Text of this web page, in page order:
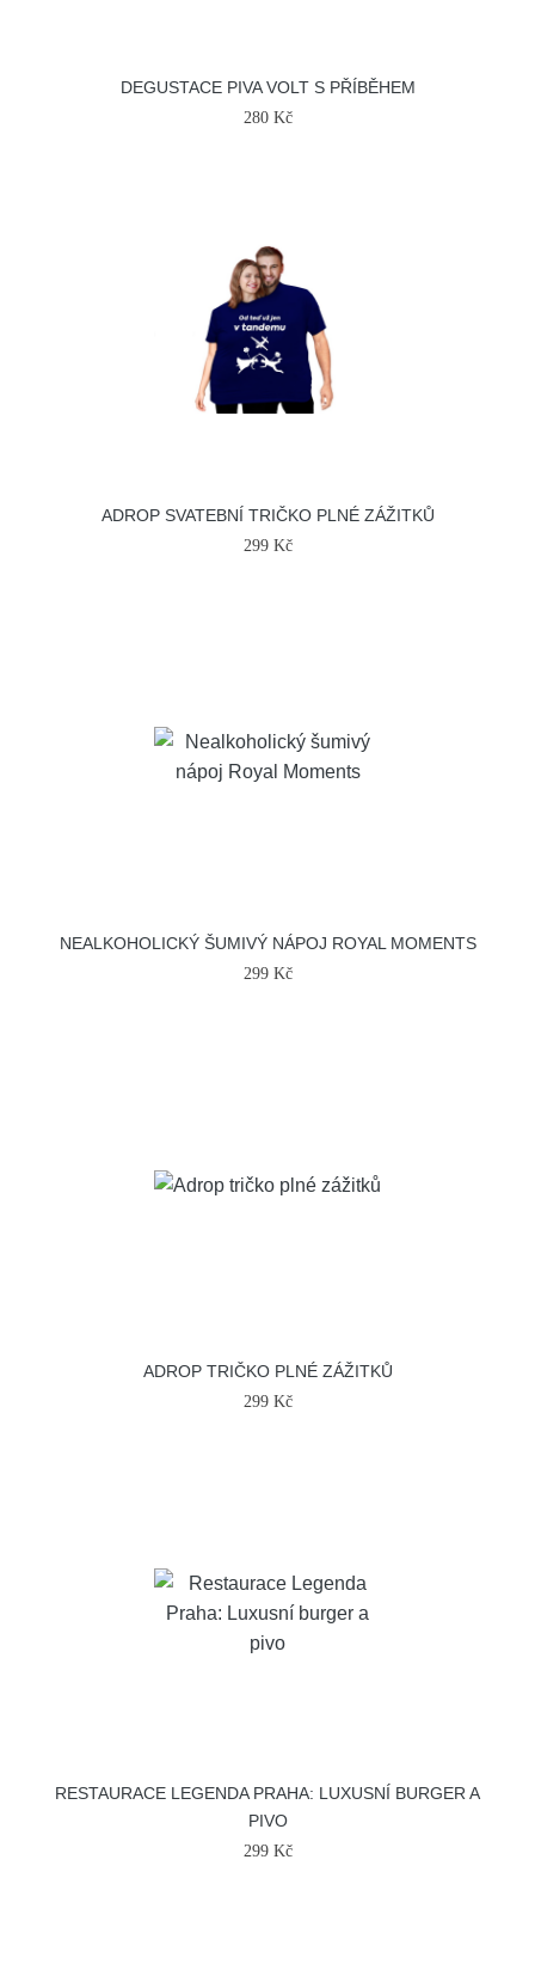
DEGUSTACE PIVA VOLT S PŘÍBĚHEM
280 Kč
ADROP SVATEBNÍ TRIČKO PLNÉ ZÁŽITKŮ
299 Kč
NEALKOHOLICKÝ ŠUMIVÝ NÁPOJ ROYAL MOMENTS
299 Kč
ADROP TRIČKO PLNÉ ZÁŽITKŮ
299 Kč
RESTAURACE LEGENDA PRAHA: LUXUSNÍ BURGER A
PIVO
299 Kč